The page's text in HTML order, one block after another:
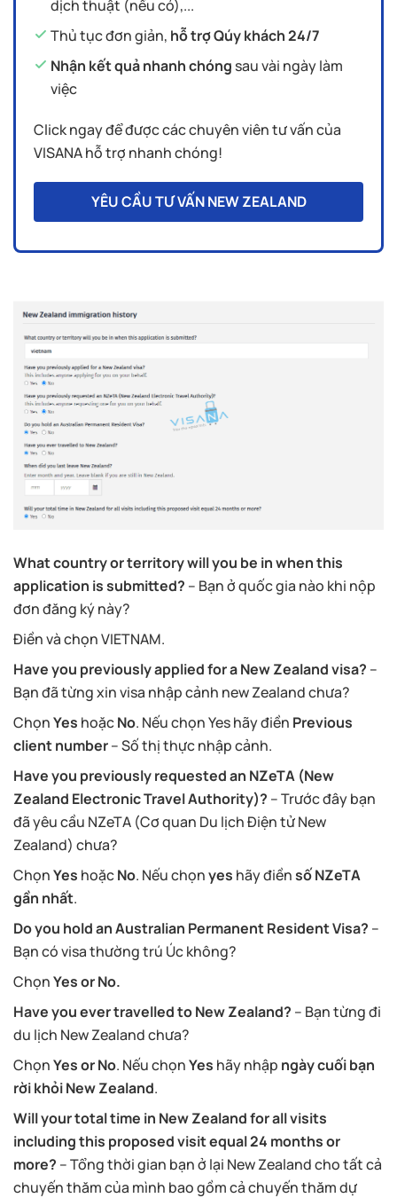
dịch thuật (nếu có),...
Thủ tục đơn giản, hỗ trợ Qúy khách 24/7
Nhận kết quả nhanh chóng sau vài ngày làm
việc
Click ngay để được các chuyên viên tư vấn của
VISANA hỗ trợ nhanh chóng!
YÊU CẦU TƯ VẤN NEW ZEALAND
What country or territory will you be in when this
application is submitted? – Bạn ở quốc gia nào khi nộp
đơn đăng ký này?
Điền và chọn VIETNAM.
Have you previously applied for a New Zealand visa? –
Bạn đã từng xin visa nhập cảnh new Zealand chưa?
ChọnYes hoặcNo. Nếu chọn Yes hãy điền Previous
client number– Số thị thực nhập cảnh.
Have you previously requested an NZeTA (New
Zealand Electronic Travel Authority)? – Trước đây bạn
đã yêu cầu NZeTA (Cơ quan Du lịch Điện tử New
Zealand) chưa?
ChọnYes hoặcNo. Nếu chọnyes hãy điềnsố NZeTA
gần nhất.
Do you hold an Australian Permanent Resident Visa? –
Bạn có visa thường trú Úc không?
ChọnYes or No.
Have you ever travelled to New Zealand? – Bạn từng đi
du lịch New Zealand chưa?
ChọnYes or No. Nếu chọnYes hãy nhập ngày cuối bạn
rời khỏi New Zealand.
Will your total time in New Zealand for all visits
including this proposed visit equal 24 months or
more? – Tổng thời gian bạn ở lại New Zealand cho tất cả
chuyến thăm của mình bao gồm cả chuyến thăm dự